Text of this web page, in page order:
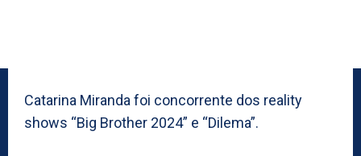
Catarina Miranda foi concorrente dos reality
shows “Big Brother 2024” e “Dilema”.